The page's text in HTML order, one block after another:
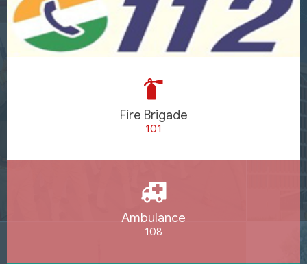
Fire Brigade
101
Ambulance
108